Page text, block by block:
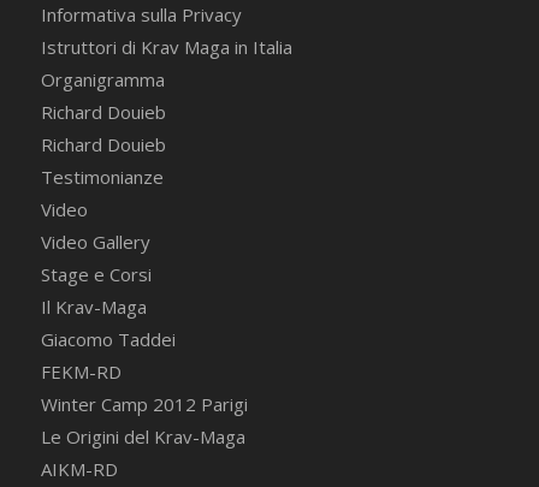
Informativa sulla Privacy
Istruttori di Krav Maga in Italia
Organigramma
Richard Douieb
Richard Douieb
Testimonianze
Video
Video Gallery
Stage e Corsi
Il Krav-Maga
Giacomo Taddei
FEKM-RD
Winter Camp 2012 Parigi
Le Origini del Krav-Maga
AIKM-RD